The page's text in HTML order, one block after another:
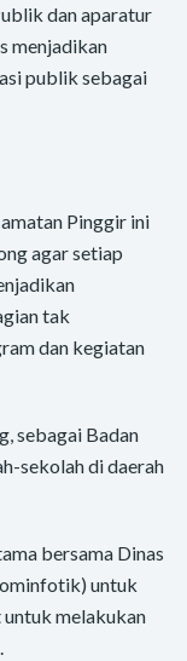
dan aparatur
menjadikan
publik sebagai
Pinggir ini
agar setiap
tak
dan kegiatan
sebagai Badan
sekolah di daerah
bersama Dinas
untuk
melakukan